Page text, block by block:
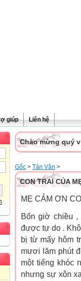
giúp Liên hệ
Chào mừng quý
Gốc > Tản Văn >
CON TRAI CỦA
MẸ CẢM ƠN
Bốn giờ chiều ,
được tự do .
bị từ mấy hôm
mươi lăm phút
một tiếng khóc
nhưng sự xôn